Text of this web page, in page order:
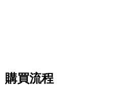
購買流程